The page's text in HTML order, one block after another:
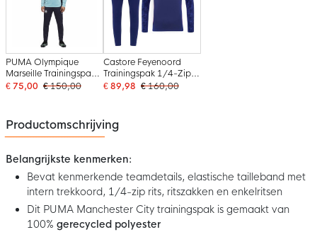
PUMA Olympique
Marseille Trainingspak
1/4-Zip 2025-2026
€ 75,00 € 150,00
Castore Feyenoord
Trainingspak 1/4-Zip
2025-2026
€ 89,98 € 160,00
Productomschrijving
Belangrijkste kenmerken:
Bevat kenmerkende teamdetails, elastische tailleband met
intern trekkoord, 1/4-zip rits, ritszakken en enkelritsen
Dit PUMA Manchester City trainingspak is gemaakt van
100% gerecycled polyester